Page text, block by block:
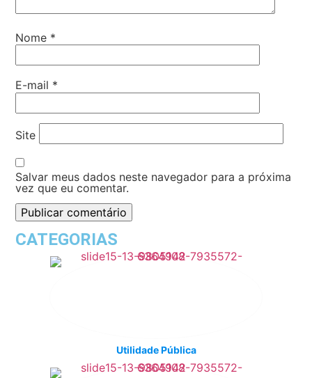
Nome *
E-mail *
Site
Salvar meus dados neste navegador para a próxima
vez que eu comentar.
CATEGORIAS
Utilidade Pública